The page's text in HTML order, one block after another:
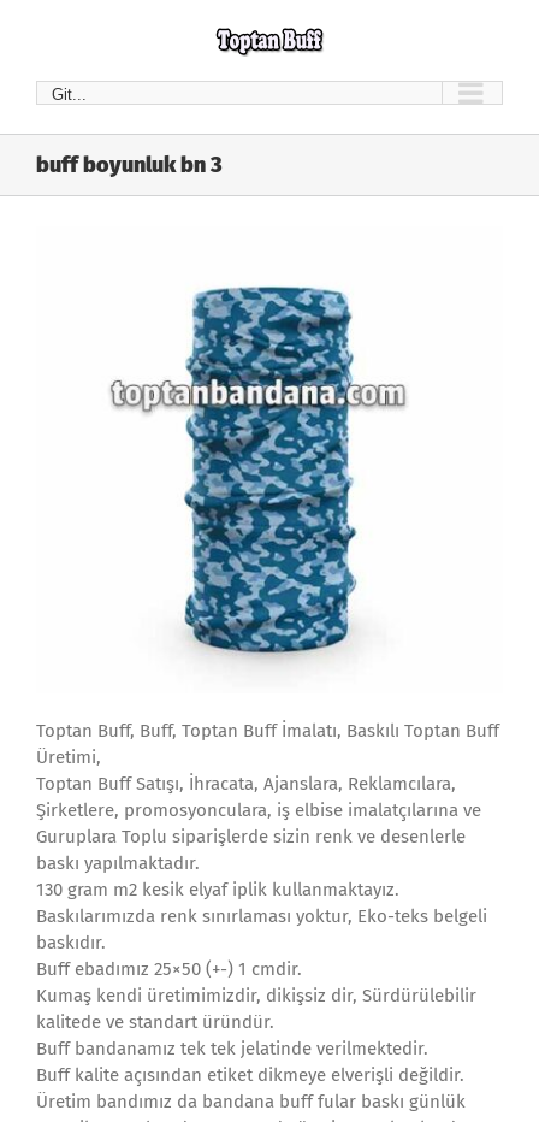
Git...
buff boyunluk bn 3
Toptan Buff, Buff, Toptan Buff İmalatı, Baskılı Toptan Buff
Üretimi,
Toptan Buff Satışı, İhracata, Ajanslara, Reklamcılara,
Şirketlere, promosyonculara, iş elbise imalatçılarına ve
Guruplara Toplu siparişlerde sizin renk ve desenlerle
baskı yapılmaktadır.
130 gram m2 kesik elyaf iplik kullanmaktayız.
Baskılarımızda renk sınırlaması yoktur, Eko-teks belgeli
baskıdır.
Buff ebadımız 25×50 (+-) 1 cmdir.
Kumaş kendi üretimimizdir, dikişsiz dir, Sürdürülebilir
kalitede ve standart üründür.
Buff bandanamız tek tek jelatinde verilmektedir.
Buff kalite açısından etiket dikmeye elverişli değildir.
Üretim bandımız da bandana buff fular baskı günlük